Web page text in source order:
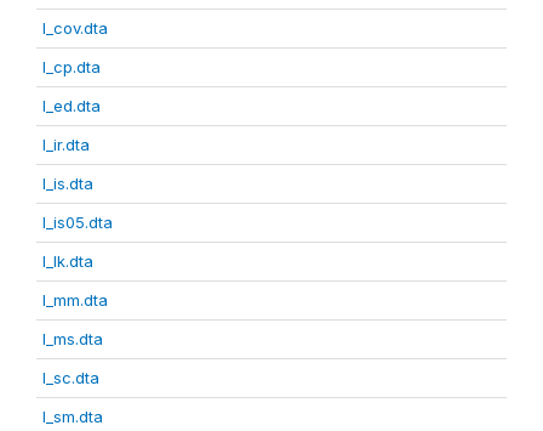
l_cov.dta
l_cp.dta
l_ed.dta
l_ir.dta
l_is.dta
l_is05.dta
l_lk.dta
l_mm.dta
l_ms.dta
l_sc.dta
l_sm.dta